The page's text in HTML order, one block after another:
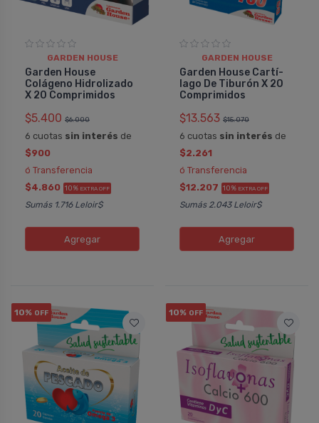
GARDEN HOUSE
Garden House
Colágeno Hidrolizado
X 20 Comprimidos
$5.400 $6.000
6 cuotas sin interés de
$900
ó Transferencia
$4.860 10% EXTRA OFF
Sumás 1.716 Leloir$
Agregar
GARDEN HOUSE
Garden House Cartí­
lago De Tiburón X 20
Comprimidos
$13.563 $15.070
6 cuotas sin interés de
$2.261
ó Transferencia
$12.207 10% EXTRA OFF
Sumás 2.043 Leloir$
Agregar
10% OFF 10% OFF